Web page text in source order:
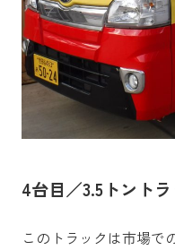
4台目／3.5トント
このトラックは市場で